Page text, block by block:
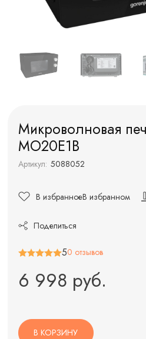
Микроволновая
MO20E1B
Артикул: 5088052
В избранноеВ избранном
Поделиться
50 отзывов
6 998 руб.
В КОРЗИНУ